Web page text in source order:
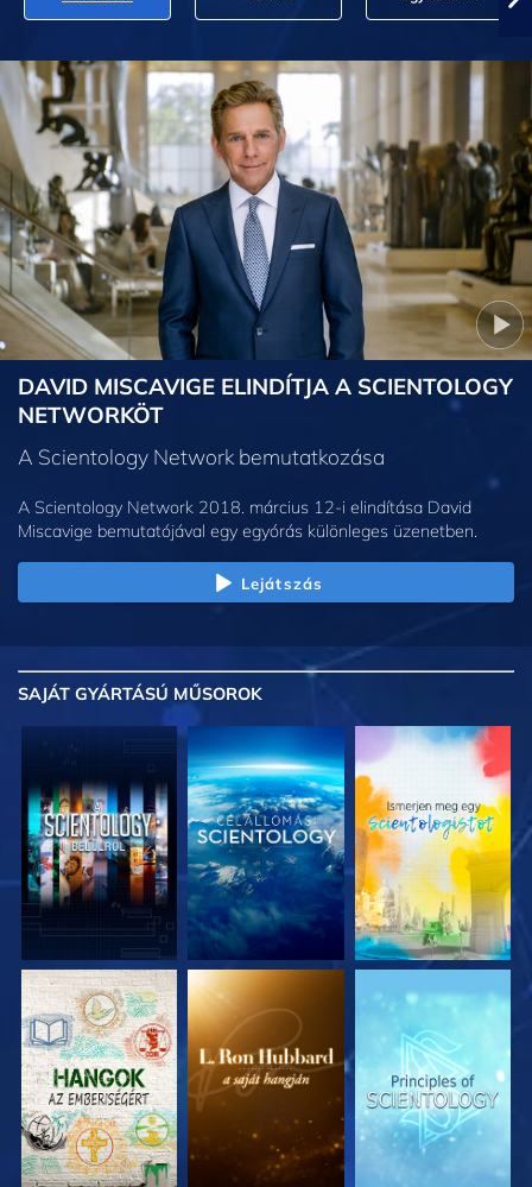
DAVID MISCAVIGE ELINDÍTJA A SCIENTOLOGY
NETWORKÖT
A Scientology Network bemutatkozása
A Scientology Network 2018. március 12-i elindítása David
Miscavige bemutatójával egy egyórás különleges üzenetben.
Lejátszás
SAJÁT GYÁRTÁSÚ MŰSOROK
A SOROZAT
RÉSZEI
A SOROZAT
RÉSZEI
A SOROZAT
RÉSZEI